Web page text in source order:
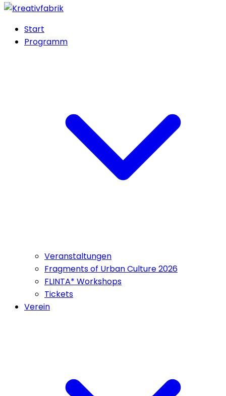
Start
Programm
Veranstaltungen
Fragments of Urban Culture 2026
FLINTA* Workshops
Tickets
Verein